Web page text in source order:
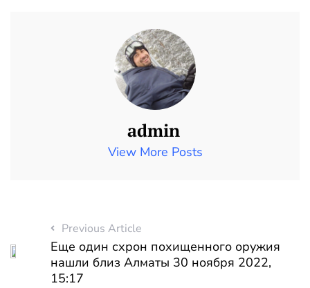
admin
View More Posts
Previous Article
Еще один схрон похищенного оружия
нашли близ Алматы 30 ноября 2022,
15:17